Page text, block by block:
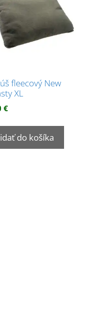
fleecový New
XL
€
do košíka